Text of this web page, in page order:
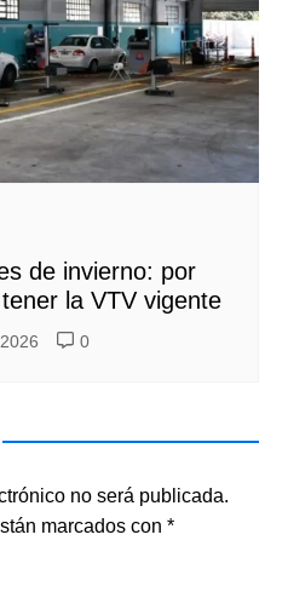
de invierno: por
la VTV vigente
0
no será publicada.
marcados con *